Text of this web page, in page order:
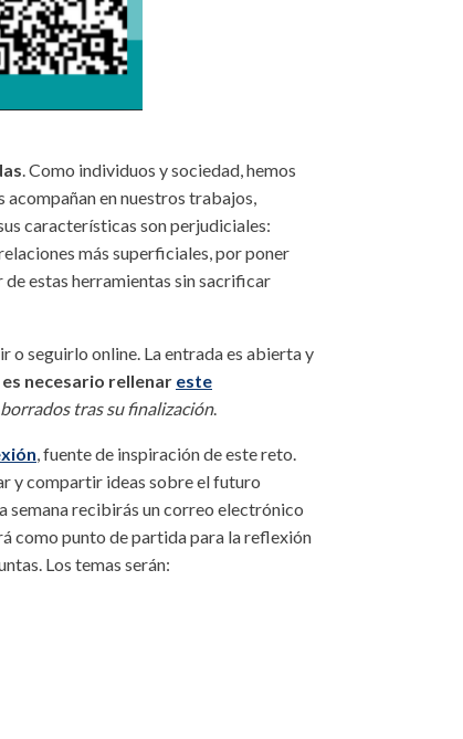
. Como individuos y sociedad, hemos
en nuestros trabajos,
características son perjudiciales:
más superficiales, por poner
estas herramientas sin sacrificar
o seguirlo online. La entrada es abierta y
necesario rellenar este
tras su finalización.
, fuente de inspiración de este reto.
y compartir ideas sobre el futuro
semana recibirás un correo electrónico
como punto de partida para la reflexión
Los temas serán: